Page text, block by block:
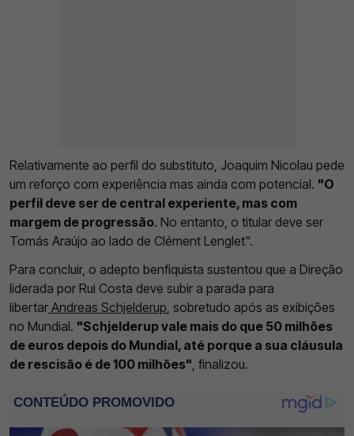
Relativamente ao perfil do substituto, Joaquim Nicolau pede
um reforço com experiência mas ainda com potencial. "O
perfil deve ser de central experiente, mas com
margem de progressão. No entanto, o titular deve ser
Tomás Araújo ao lado de Clément Lenglet".
Para concluir, o adepto benfiquista sustentou que a Direção
liderada por Rui Costa deve subir a parada para
libertar Andreas Schjelderup , sobretudo após as exibições
no Mundial. "Schjelderup vale mais do que 50 milhões
de euros depois do Mundial, até porque a sua cláusula
de rescisão é de 100 milhões" , finalizou.